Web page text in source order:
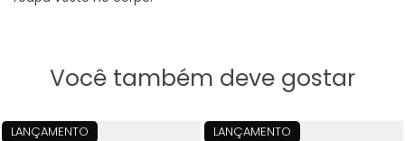
Você também deve gostar
LANÇAMENTO LANÇAMENTO